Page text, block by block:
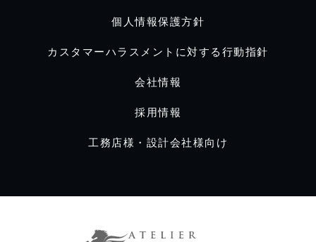
個人情報保護方針
カスタマーハラスメントに対する行動指針
会社情報
採用情報
工務店様・設計会社様向け